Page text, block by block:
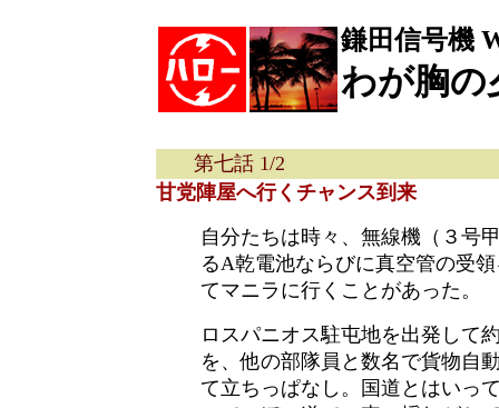
鎌田信号機
わが胸の
第七話 1/2
甘党陣屋へ行くチャンス到来
自分たちは時々、無線機（３号
るA乾電池ならびに真空管の受
てマニラに行くことがあった。
ロスパニオス駐屯地を出発して
を、他の部隊員と数名で貨物自
て立ちっぱなし。国道とはいっ